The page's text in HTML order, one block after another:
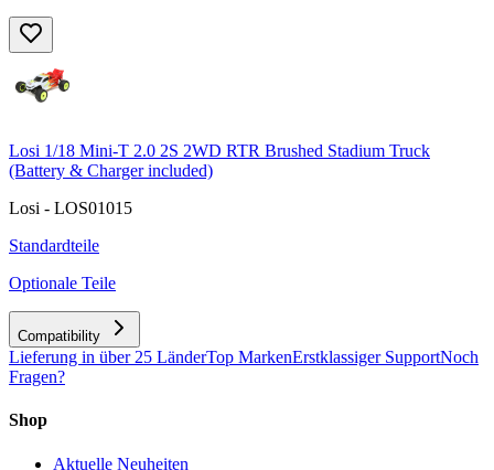
Losi 1/18 Mini-T 2.0 2S 2WD RTR Brushed Stadium Truck
(Battery & Charger included)
Losi - LOS01015
Standardteile
Optionale Teile
Compatibility
Lieferung in über 25 LänderTop MarkenErstklassiger SupportNoch
Fragen?
Shop
Aktuelle Neuheiten